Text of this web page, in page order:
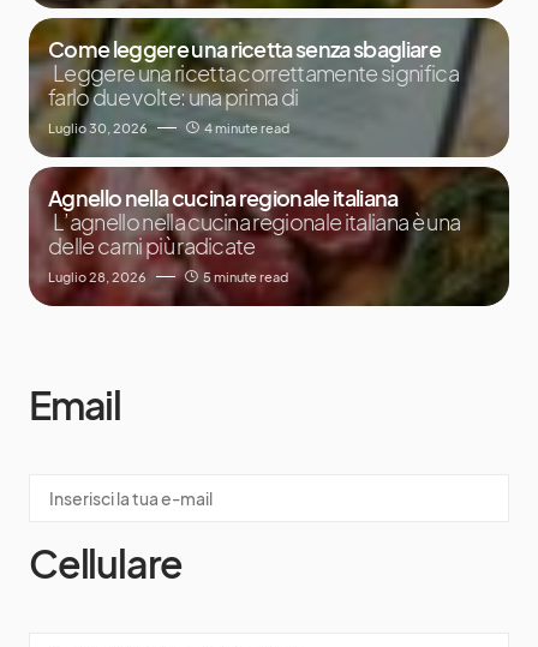
Come leggere una ricetta senza sbagliare
Leggere una ricetta correttamente significa
farlo due volte: una prima di
Luglio 30, 2026 4 minute read
Agnello nella cucina regionale italiana
L’agnello nella cucina regionale italiana è una
delle carni più radicate
Luglio 28, 2026 5 minute read
Email
Cellulare